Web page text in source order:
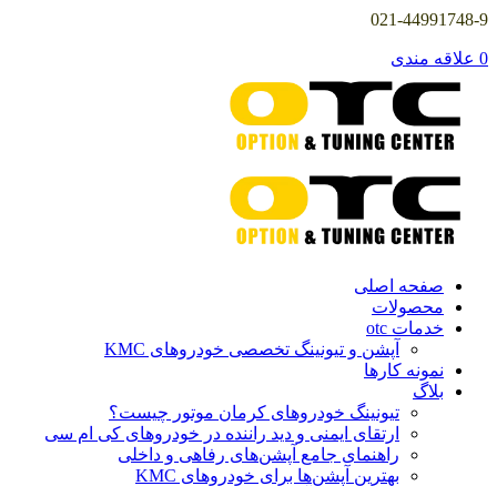
021-44991748-9
0 علاقه مندی
صفحه اصلی
محصولات
خدمات otc
آپشن و تیونینگ تخصصی خودروهای KMC
نمونه کارها
بلاگ
تیونینگ خودروهای کرمان موتور چیست؟
ارتقای ایمنی و دید راننده در خودروهای کی ام سی
راهنمای جامع آپشن‌های رفاهی و داخلی
بهترین آپشن‌ها برای خودروهای KMC